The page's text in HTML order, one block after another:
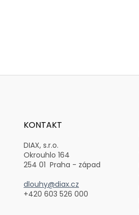
KONTAKT
DIAX, s.r.o.
Okrouhlo 164
254 01 Praha - západ
dlouhy@diax.cz
+420 603 526 000